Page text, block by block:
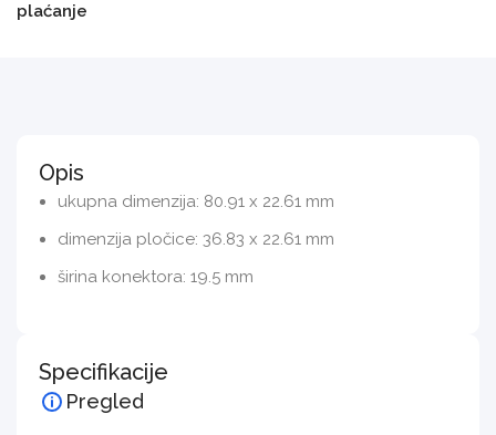
plaćanje
Opis
ukupna dimenzija: 80.91 x 22.61 mm
dimenzija pločice: 36.83 x 22.61 mm
širina konektora: 19.5 mm
Specifikacije
Pregled